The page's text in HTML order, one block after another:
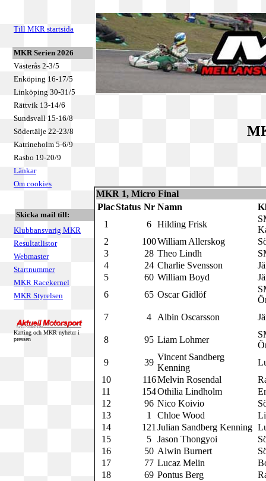
Till MKR startsida
MKR Serien 2026
Västerås 2-3/5
Enköping 16-17/5
Linköping 30-31/5
Rättvik 13-14/6
Sundsvall 15-16/8
Södertälje 22-23/8
Katrineholm 5-6/9
Rasbo 19-20/9
Länkar
Om cookies
Skicka mail till:
Klubbansvarig MKR
Resultatlistor
Webmaster
Startnummer
MKR Racekernel
MKR Styrelsen
Karting och MKR nyheter i
pressen
MKR 1, Micro Final
PlacStatus Nr Namn
1
6 Hilding Frisk
2
100William Allerskog
3
28 Theo Lindh
4
24 Charlie Svensson
5
60 William Boyd
6
65 Oscar Gidlöf
7
4 Albin Oscarsson
8 95 Liam Lohmer
9
39
Vincent Sandberg
Kenning
10
116Melvin Rosendal
11
154Othilia Lindholm
12
96 Nico Koivio
13
1 Chloe Wood
14
121 Julian Sandberg Kenning
15
5 Jason Thongyoi
16
50 Alwin Burnert
17
77 Lucaz Melin
18
69 Pontus Berg